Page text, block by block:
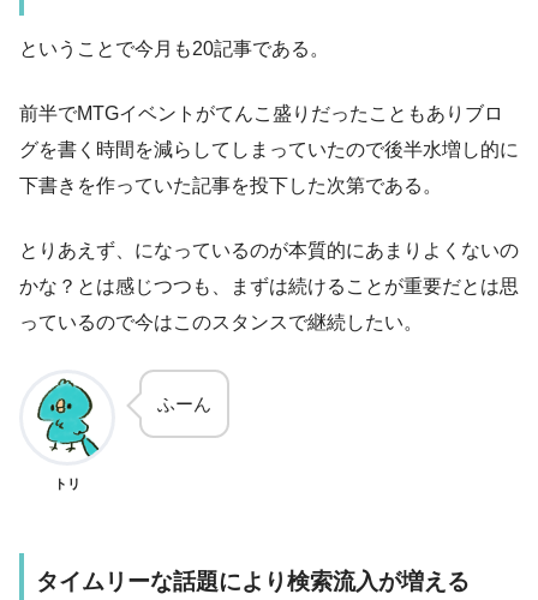
ということで今月も20記事である。
前半でMTGイベントがてんこ盛りだったこともありブロ
グを書く時間を減らしてしまっていたので後半水増し的に
下書きを作っていた記事を投下した次第である。
とりあえず、になっているのが本質的にあまりよくないの
かな？とは感じつつも、まずは続けることが重要だとは思
っているので今はこのスタンスで継続したい。
トリ
ふーん
タイムリーな話題により検索流入が増える